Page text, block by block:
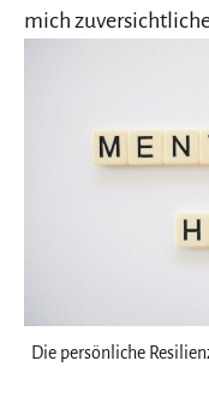
mich
Die persönliche